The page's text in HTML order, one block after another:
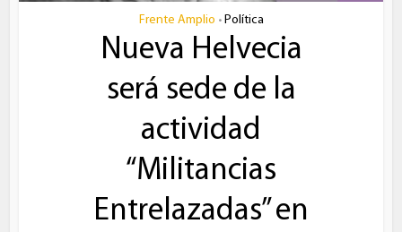
Frente Amplio • Política
Nueva Helvecia
será sede de la
actividad
“Militancias
Entrelazadas” en